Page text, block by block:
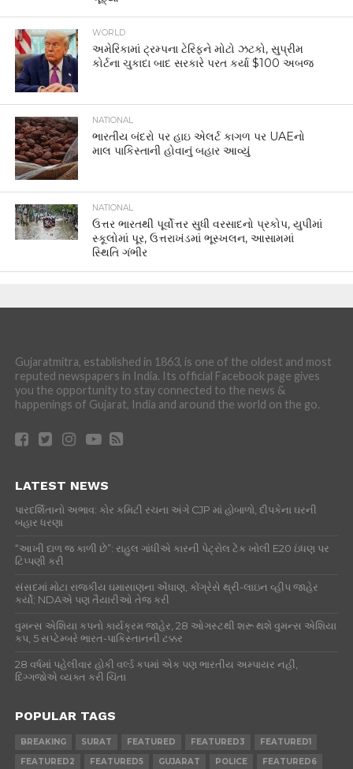
WORLD
અમેરિકામાં ટ્રમ્પના ટેરિફને મોટો ઝટકો, સુપ્રીમ
કોર્ટના ચુકાદા બાદ સરકારે પરત કર્યા $100 અબજ
NATIONAL
ભારતીય બંદરો પર હાઇ એલર્ટ કાગળ પર UAEનો
માલ પાકિસ્તાની હોવાનું બહાર આવ્યું
NATIONAL
ઉત્તર ભારતથી પૂર્વોત્તર સુધી વરસાદનો પ્રકોપ, યુપીમાં
સ્કૂલોમાં પૂર, ઉત્તરાખંડમાં ભૂસ્ખલન, આસામમાં
સ્થિતિ ગંભીર
Gujaratmitra, established in 1863, is one of the oldest and most
reputed newspapers in India. Its official Facebook page gives
you the opportunity to stay connected to the news &
happenings of Gujarat, India and around the world on the go.
LATEST NEWS
પારદર્શિતાનો અભાવ: કોર કમિટી રચના અંગે CJP માં હોબાળો, દીપકેના ઘરની
બહાર ધરણા
“આખી દાળ જ કાળી છે”: રાહુલ ગાંધીએ કારની પેટ્રોલ ટેંક ખોલી E20 ઇંધણ પર
ટિપ્પણી કરી
સંસદમાં મોટા રાજકીય ઘમાસાણના એંધાણ, કોંગ્રેસે થ્રી-લાઇન વ્હીપ જાહેર
કર્યો; NDAએ પણ તૈયારીઓ તેજ કરી
વુમન્સ એશિયા કપનો કાર્યક્રમ જાહેર, 28 ઓગસ્ટથી શરૂ થશે વુમન્સ એશિયા
કપ, 5 સપ્ટેમ્બરે ભારત-પાકિસ્તાનની ટક્કર
28 વર્ષમાં પહેલીવાર હોકી વર્લ્ડ કપમાં એક પણ ભારતીય અમ્પાયર નહીં,
દિગ્ગજોએ વ્યક્ત કરી ચિંતા
POPULAR TAGS
BREAKING SURAT FEATURED FEATURED3
FEATURED1
FEATURED2
FEATURED5 GUJARAT POLICE FEATURED6